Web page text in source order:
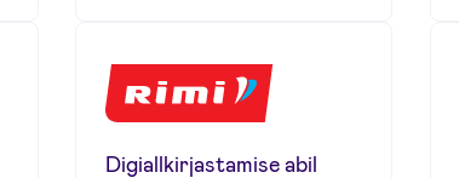
Digiallkirjastamise abil